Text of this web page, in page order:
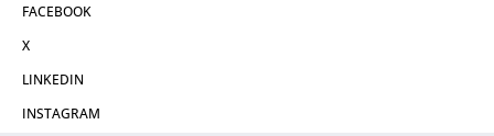
FACEBOOK
X
LINKEDIN
INSTAGRAM